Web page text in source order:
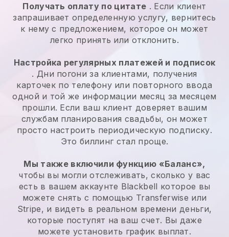
Получать оплату по цитате . Если клиент
запрашивает определенную услугу, вернитесь
к нему с предложением, которое он может
легко принять или отклонить.
Настройка регулярных платежей и подписок
. Дни погони за клиентами, получения
карточек по телефону или повторного ввода
одной и той же информации месяц за месяцем
прошли. Если ваш клиент доверяет вашим
службам планирования свадьбы, он может
просто настроить периодическую подписку.
Это биллинг стал проще.
Мы также включили функцию «Баланс»,
чтобы вы могли отслеживать, сколько у вас
есть в вашем аккаунте Blackbell которое вы
можете снять с помощью Transferwise или
Stripe, и видеть в реальном времени деньги,
которые поступят на ваш счет. Вы даже
можете установить график выплат.